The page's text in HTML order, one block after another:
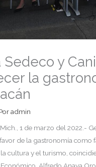
Sedeco y
la
admin
1 de marzo del 2022.-
de la gastronomía como
cultura y el turismo,
Alfredo Anaya